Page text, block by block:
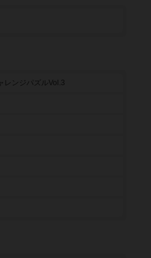
ンジパズルVol.3